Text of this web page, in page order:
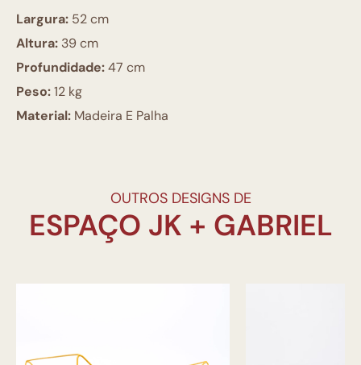
Largura: 52 cm
Altura: 39 cm
Profundidade:47 cm
Peso:12 kg
Material: Madeira E Palha
OUTROS DESIGNS DE